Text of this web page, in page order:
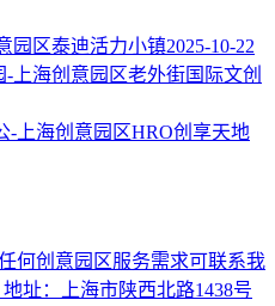
泰迪活力小镇2025-10-22
老外街国际文创
HRO创享天地
何创意园区服务需求可联系我
地址：上海市陕西北路1438号